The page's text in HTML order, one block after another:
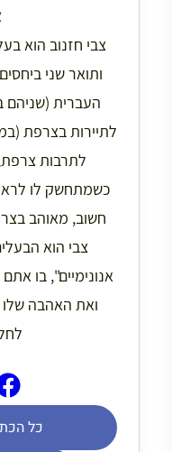
צבי חזנוב הוא
ותואר שני
העברית (שניהם
לתיירות בצרפת
לתרבות
כשמתחשק לו
חשוב, מאוהב
צבי הוא
אנונימיים", בו
ואת האהבה
כל